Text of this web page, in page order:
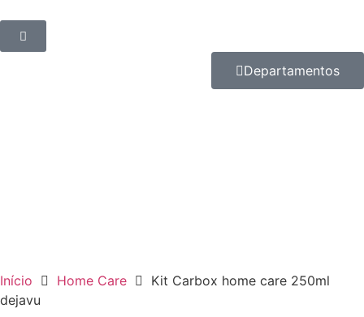
Departamentos
Início Home Care
Kit Carbox home care 250ml
dejavu